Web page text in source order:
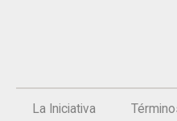
La Iniciativa